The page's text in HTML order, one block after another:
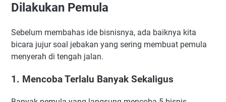
Dilakukan Pemula
Sebelum membahas ide bisnisnya, ada baiknya kita
bicara jujur soal jebakan yang sering membuat pemula
menyerah di tengah jalan.
1. Mencoba Terlalu Banyak Sekaligus